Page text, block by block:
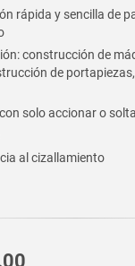
rápida y sencilla de
construcción de
de
solo accionar o
al cizallamiento